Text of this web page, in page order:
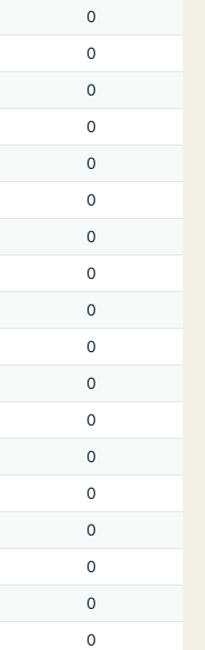
0
0
0
0
0
0
0
0
0
0
0
0
0
0
0
0
0
0